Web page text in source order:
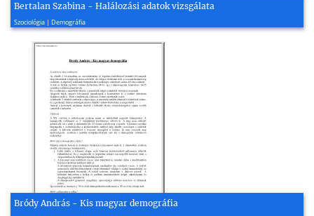
Bertalan Szabina - Halálozási adatok vizsgálata
Szociológia | Demográfia
2010, 32 oldal
Bródy András - Kis magyar demográfia